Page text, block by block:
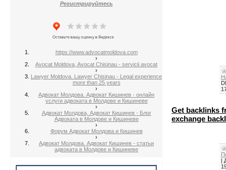
Регистрируйтесь
https://www.advocatmoldova.com
›
Avocat Moldova, Avocat Chisinau - servicii avocat
›
Lawyer Moldova. Lawyer Chisinau - Legal experience
more than 25 years
›
Адвокат Молдова. Адвокат Кишинев - онлайн
услуги адвоката в Молдове и Кишиневе
›
Адвокат Молдова, Адвокат Кишинев - Блог
Адвоката в Молдове и Кишиневе
›
Форум Адвокат Молдова и Кишинев
›
Адвокат Молдова. Адвокат Кишинев - статьи
адвоката в Молдове и Кишиневе
Get backlinks
exchange
|